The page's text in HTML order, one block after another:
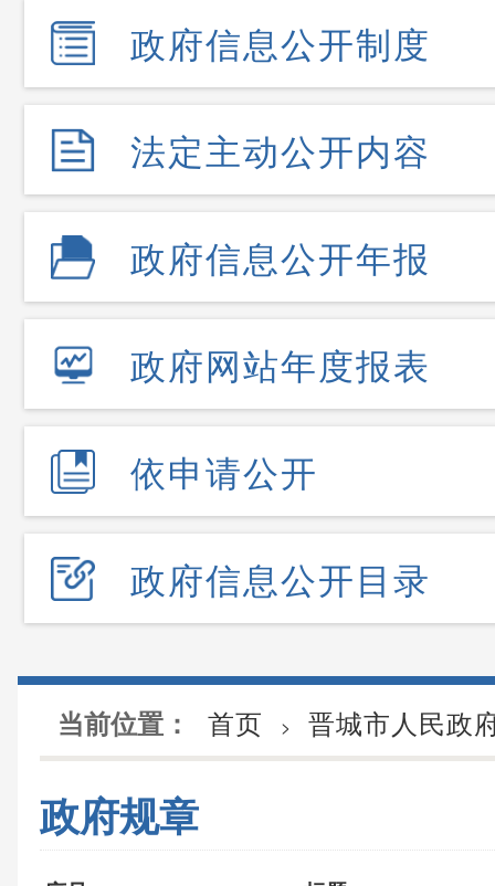
政府信息公开制度
法定主动公开内容
政府信息公开年报
政府网站年度报表
依申请公开
政府信息公开目录
当前位置： 首页 > 晋城市人民政
政府规章